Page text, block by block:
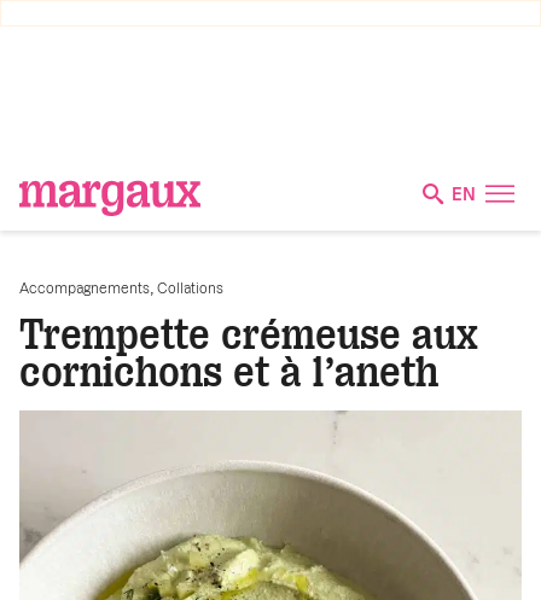
EN
Accompagnements Collations
Trempette crémeuse aux
cornichons et à l’aneth